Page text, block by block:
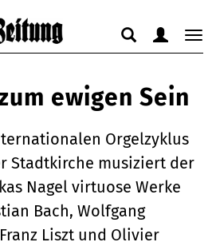
anzeigen
verbergen
Suche
anzeigen
verbergen
ewigen Sein
Orgelzyklus
Stadtkirche musiziert der
Nagel virtuose Werke
Bach, Wolfgang
Liszt und Olivier